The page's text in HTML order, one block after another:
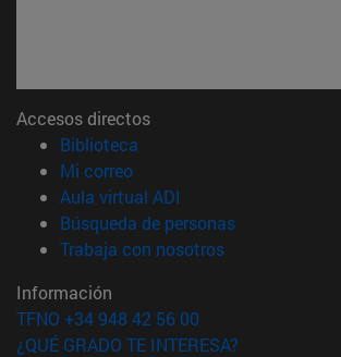
Accesos directos
Biblioteca
Mi correo(abre en nueva ventana)
Aula virtual ADI
Búsqueda de personas(abre en
Trabaja con nosotros(abre en nueva
Información
TFNO +34 948 42 56 00
¿QUÉ GRADO TE INTERESA?